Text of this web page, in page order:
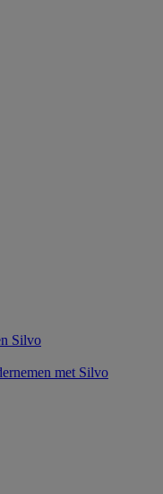
Silvo
met Silvo